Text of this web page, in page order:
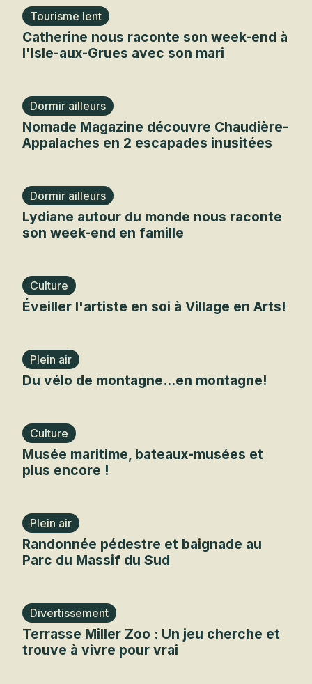
Tourisme lent
Catherine nous raconte son week-end à
l'Isle-aux-Grues avec son mari
Dormir ailleurs
Nomade Magazine découvre Chaudière-
Appalaches en 2 escapades inusitées
Dormir ailleurs
Lydiane autour du monde nous raconte
son week-end en famille
Culture
Éveiller l'artiste en soi à Village en Arts!
Plein air
Du vélo de montagne...en montagne!
Culture
Musée maritime, bateaux-musées et
plus encore !
Plein air
Randonnée pédestre et baignade au
Parc du Massif du Sud
Divertissement
Terrasse Miller Zoo : Un jeu cherche et
trouve à vivre pour vrai